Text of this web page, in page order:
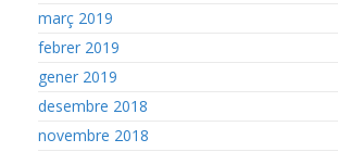
març 2019
febrer 2019
gener 2019
desembre 2018
novembre 2018